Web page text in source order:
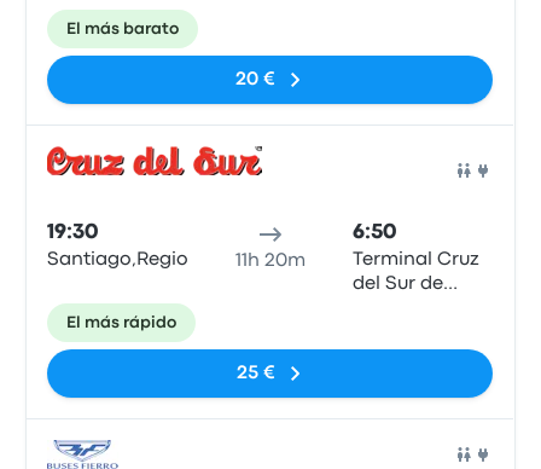
El más barato
20 €
19:30
Santiago,RegionMetropolitana,Chile
11h 20m
6:50
Terminal Cruz
del Sur de
El más rápido
25 €